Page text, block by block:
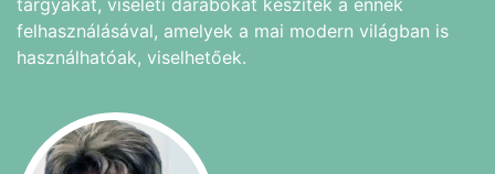
felhasználásával, amelyek a mai modern világban is
használhatóak, viselhetőek.